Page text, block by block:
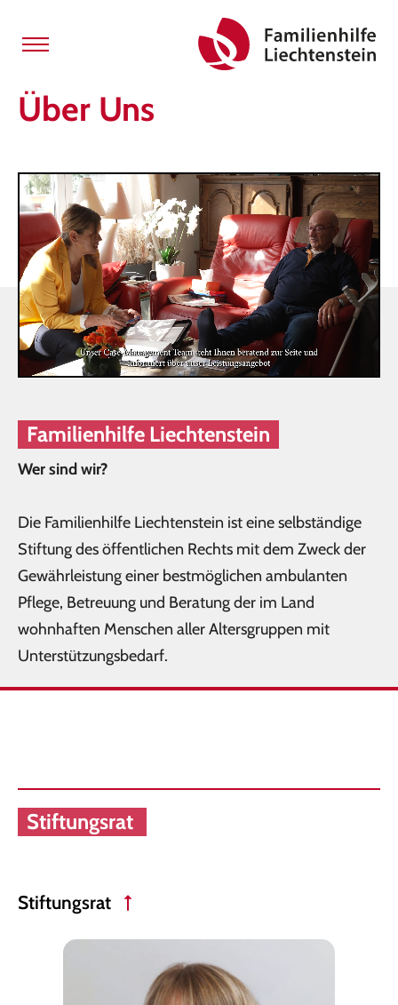
Über Uns
Familienhilfe Liechtenstein
Wer sind wir?
Die Familienhilfe Liechtenstein ist eine selbständige
Stiftung des öffentlichen Rechts mit dem Zweck der
Gewährleistung einer bestmöglichen ambulanten
Pflege, Betreuung und Beratung der im Land
wohnhaften Menschen aller Altersgruppen mit
Unterstützungsbedarf.
Stiftungsrat
Stiftungsrat